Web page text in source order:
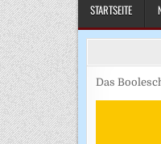
STARTSEITE
Das